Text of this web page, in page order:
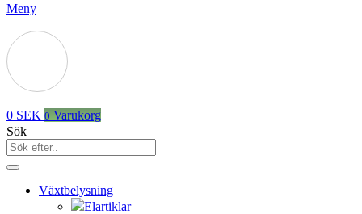
Meny
0 SEK 0 Varukorg
Sök
Växtbelysning
Elartiklar